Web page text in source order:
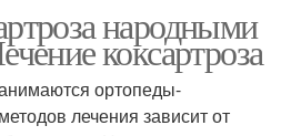
народными
коксартроза
ортопеды-
лечения зависит от